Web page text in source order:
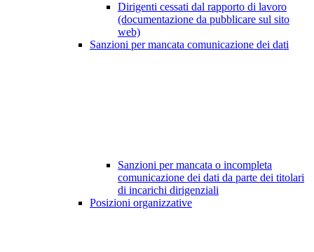
Dirigenti cessati dal rapporto di lavoro
(documentazione da pubblicare sul sito
web)
Sanzioni per mancata comunicazione dei dati
Sanzioni per mancata o incompleta
comunicazione dei dati da parte dei titolari
di incarichi dirigenziali
Posizioni organizzative